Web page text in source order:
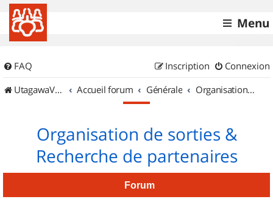
Menu
FAQ Connexion
Inscription
UtagawaVTT (Randos VTT et VTTAE avec traces GPS)
Accueil forum Générale Organisation de sorties & Recherche de partenaires
Organisation de sorties &
Recherche de partenaires
Forum